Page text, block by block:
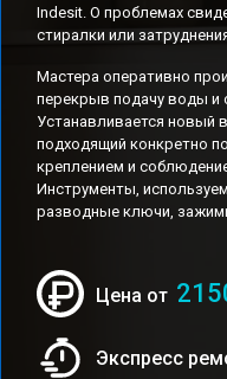
Indesit. О проблемах
стиралки или
Мастера оперативно
перекрыв подачу воды и
Устанавливается новый
подходящий конкретно
креплением и
Инструменты,
разводные ключи,
Цена от
Экспресс